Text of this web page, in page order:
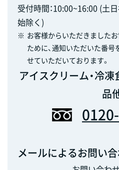
受付時間：10:00~16:00 (土
始除く)
※ お客様からいただきました
ために、通知いただいた番号
せていただいております。
アイスクリーム・冷凍
品
メールによるお問い